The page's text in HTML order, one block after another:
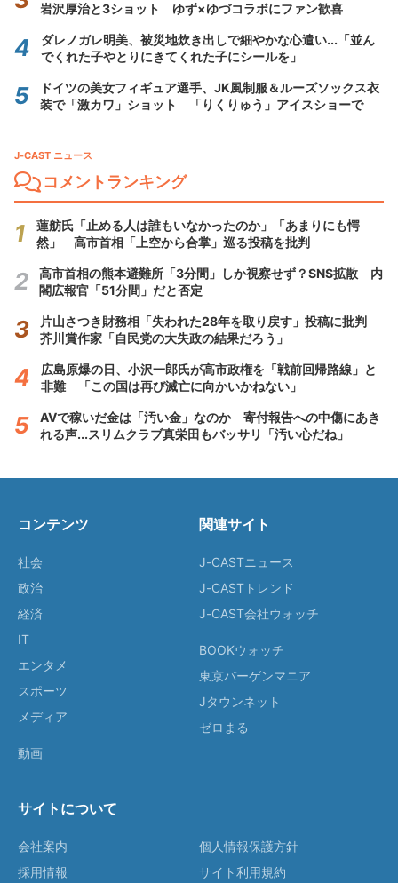
岩沢厚治と3ショット ゆず×ゆづコラボにファン歓喜
ダレノガレ明美、被災地炊き出しで細やかな心遣い...「並ん
でくれた子やとりにきてくれた子にシールを」
ドイツの美女フィギュア選手、JK風制服＆ルーズソックス衣
装で「激カワ」ショット 「りくりゅう」アイスショーで
J-CAST ニュース
コメントランキング
蓮舫氏「止める人は誰もいなかったのか」「あまりにも愕
然」 高市首相「上空から合掌」巡る投稿を批判
高市首相の熊本避難所「3分間」しか視察せず？SNS拡散 内
閣広報官「51分間」だと否定
片山さつき財務相「失われた28年を取り戻す」投稿に批判
芥川賞作家「自民党の大失政の結果だろう」
広島原爆の日、小沢一郎氏が高市政権を「戦前回帰路線」と
非難 「この国は再び滅亡に向かいかねない」
AVで稼いだ金は「汚い金」なのか 寄付報告への中傷にあき
れる声...スリムクラブ真栄田もバッサリ「汚い心だね」
コンテンツ
社会
政治
経済
IT
エンタメ
スポーツ
メディア
動画
関連サイト
J-CASTニュース
J-CASTトレンド
J-CAST会社ウォッチ
BOOKウォッチ
東京バーゲンマニア
Jタウンネット
ゼロまる
サイトについて
会社案内
採用情報
個人情報保護方針
サイト利用規約